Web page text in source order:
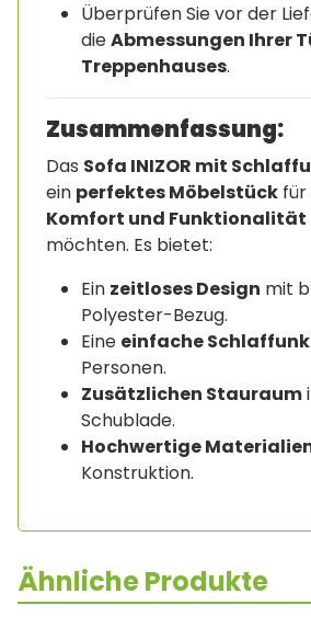
Überprüfen Sie vor der
dieAbmessungen Ihrer
Treppenhauses.
Zusammenfassung:
Das Sofa INIZOR mit
ein perfektes Möbelstück für
Komfort und Funktionalität
möchten. Es bietet:
Ein zeitloses Design mit
Polyester-Bezug.
Eine einfache
Personen.
Zusätzlichen Stauraum
Schublade.
Hochwertige
Konstruktion.
Ähnliche Produkte